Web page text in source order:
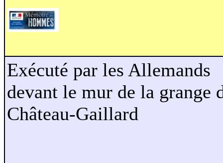
Exécuté par les Allemands
devant le mur de la grange
Château-Gaillard